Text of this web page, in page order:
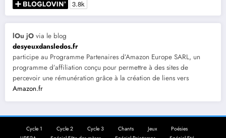
lOu jO via le blog
desyeuxdansledos.fr
participe au Programme Partenaires d’Amazon Europe SARL, un
programme d’affiliation conçu pour permettre à des sites de
percevoir une rémunération grâce à la création de liens vers
Amazon.fr
Cycle 1 Cycle 2 Cycle 3 Chants Jeux
Poésies